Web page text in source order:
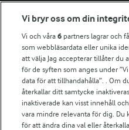
Fler Arlasajter
För ägare
Arlas kundportal
Arla.com
Falbygdens Ost
Arla webbshop
Bildbank
Vi bryr oss om din
Vi och våra6 partners lagrar och
som webbläsardata eller unika
att välja Jag accepterar tillåter du
för de syften som anges under
data för att tillhandahålla”. . Om
återkallar ditt samtycke
inaktiverade kan visst innehåll
vara mindre relevanta för dig.
för att ändra dina val eller